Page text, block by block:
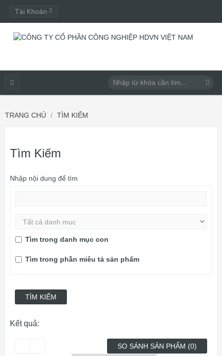
Tài Khoản
TRANG CHỦ TÌM KIẾM
Tìm Kiếm
Nhập nội dung để tìm
Tìm trong danh mục con
Tìm trong phần miêu tả sản phẩm
Kết quả:
SO SÁNH SẢN PHẨM (0)